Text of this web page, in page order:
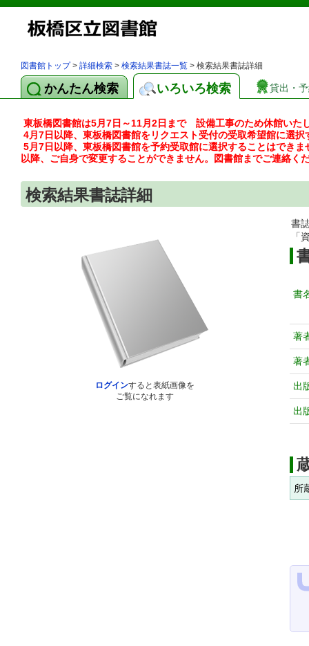
図書館トップ> 詳細検索 > 検索結果書誌一覧 > 検索結果書誌詳細
かんたん検索 いろいろ検索 貸出・
東板橋図書館は5月7日～11月2日まで 設備工事のため休館いた
4月7日以降、東板橋図書館をリクエスト受付の受取希望館に選択
5月7日以降、東板橋図書館を予約受取館に選択することはでき
以降、ご自身で変更することができません。図書館までご連絡く
検索結果書誌詳細
ログインすると表紙画像を
ご覧になれます
書
「
書
著
著
出
出
所